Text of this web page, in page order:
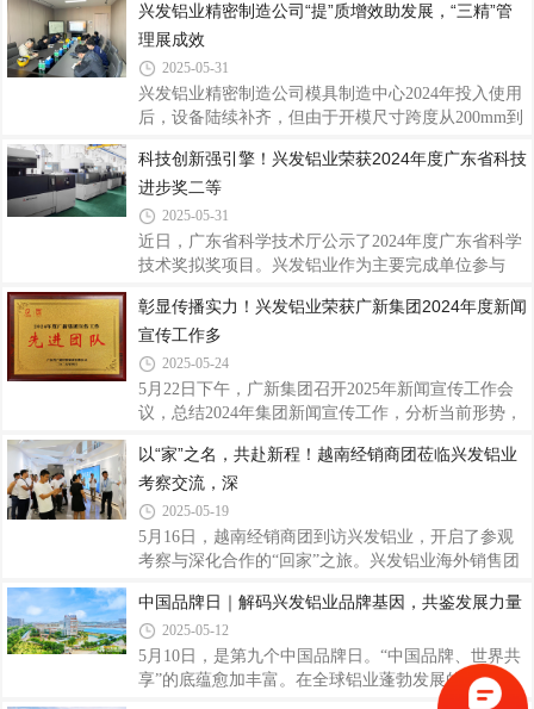
铝业精密制造工厂，作为公司第一代数字化工厂，也
是佛山市数字化智能化示范工厂，拥有先进的生产智
造设备，
发铝业党委书记、董事长王立部署及广新集团运营管
理部指导，全面启动精益班组日常管理模式建设。主
要工作举措集团指导与试点启动。在兴发铝业党委委
员、副总经理刘允棠和广新集团运营管理部副总监黄
进扬的指导下，选定三水基地、精密基地作为首批精
构建。广新集团运营管理部王开聘于4月开始在三水
基地、精密基地开展精益班组日常管理培训5次
兴发铝业精密制造公司“提”质增效助发展，“三精”管
理展成效
2025-05-31
兴发铝业精密制造公司模具制造中心2024年投入使用
后，设备陆续补齐，但由于开模尺寸跨度从200mm到
为统计单位的方式估算车间产能负荷量会出现较大偏
差，同时出于成本考虑，尽量自主制造，导致准时交
模率偏低，甚至影响挤压车间正常生产。为有效提升
准时交模率，在2025年3月公司组织开展三精管理“提
升模具交模率改善周项目”，调整了模具车间产能负
程中按实际生产情况进行生产计划调整，避免延迟模
具交付，导致订单未能及时完成，影响未来与客
科技创新强引擎！兴发铝业荣获2024年度广东省科技
进步奖二等
2025-05-31
近日，广东省科学技术厅公示了2024年度广东省科学
技术奖拟奖项目。兴发铝业作为主要完成单位参与
及应用”项目荣获广东省科技进步奖二等奖，再次彰
显了兴发铝业在材料科学领域的深厚技术底蕴和研发
创新实力。广东省科学技术奖由广东省科学技术厅主
办评选，主要授予为促进科技进步和经济社会发展作
出突出贡献的个人或组织，该奖项是广东省在科技成
科技创新工作，秉持自主研发与高校及科研院
所“产、学、研、用”相结合的方式加大与国内外知名
彰显传播实力！兴发铝业荣获广新集团2024年度新闻
宣传工作多
2025-05-24
5月22日下午，广新集团召开2025年新闻宣传工作会
议，总结2024年集团新闻宣传工作，分析当前形势，
节，兴发铝业团队及个人荣获2024年度广新集团宣传
工作先进团队、先进工作者及先进个人荣誉。这是对
兴发铝业过去一年新闻宣传工作的肯定，也是激励我
们继续积极进取、守正创新，共同推动集团新闻宣传
工作再上新台阶。会议邀请资深媒体专家开展专题辅
进行深刻阐述和经验分享，进一步提升集团新闻宣传
队伍的理论水平和专业能力。会议强调，2025年集
以“家”之名，共赴新程！越南经销商团莅临兴发铝业
考察交流，深
2025-05-19
5月16日，越南经销商团到访兴发铝业，开启了参观
考察与深化合作的“回家”之旅。兴发铝业海外销售团
团。通过工厂考察、展厅参观、座谈交流三大环节，
共叙情谊再启合作新章。此次来访不仅是双方合作关
系的进一步巩固，合作信念愈发笃定，更是兴发铝业
全球化战略的重要实践，彰显了中国铝型材龙头企业
对东南亚市场的深耕布局，更为未来的紧密合作奠定
中国品牌日｜解码兴发铝业品牌基因，共鉴发展力量
2025-05-12
5月10日，是第九个中国品牌日。“中国品牌、世界共
享”的底蕴愈加丰富。在全球铝业蓬勃发展的浪潮
中，兴发铝业凭借深厚且独特的品牌实力积淀，自